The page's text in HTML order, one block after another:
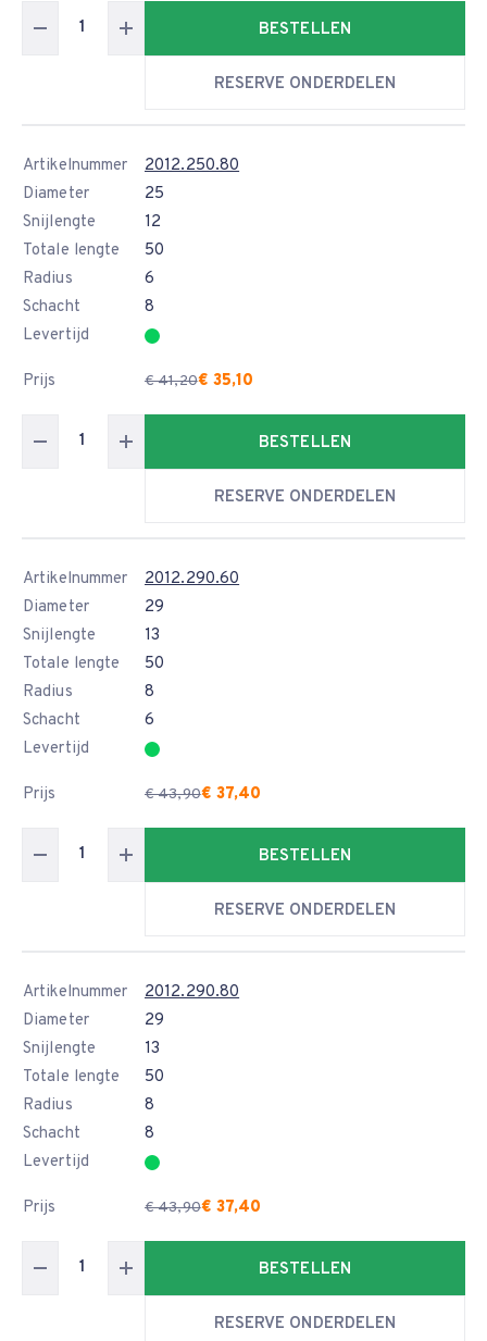
BESTELLEN
RESERVE ONDERDELEN
Artikelnummer
2012.250.80
Diameter
25
Snijlengte
12
Totale lengte
50
Radius
6
Schacht
8
Levertijd
Prijs € 41,20€ 35,10
BESTELLEN
RESERVE ONDERDELEN
Artikelnummer
2012.290.60
Diameter
29
Snijlengte
13
Totale lengte
50
Radius
8
Schacht
6
Levertijd
Prijs € 43,90€ 37,40
BESTELLEN
RESERVE ONDERDELEN
Artikelnummer
2012.290.80
Diameter
29
Snijlengte
13
Totale lengte
50
Radius
8
Schacht
8
Levertijd
Prijs € 43,90€ 37,40
BESTELLEN
RESERVE ONDERDELEN